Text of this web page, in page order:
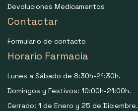
Devoluciones Medicamentos
Contactar
Formulario de contacto
Horario Farmacia
Lunes a Sábado de 8:30h-21:30h.
Domingos y Festivos: 10:00h-21:00h.
Cerrado: 1 de Enero y 25 de Diciembre.